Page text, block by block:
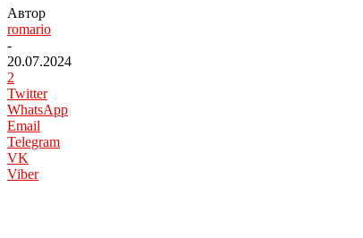
Автор
romario
-
20.07.2024
2
Twitter
WhatsApp
Email
Telegram
VK
Viber